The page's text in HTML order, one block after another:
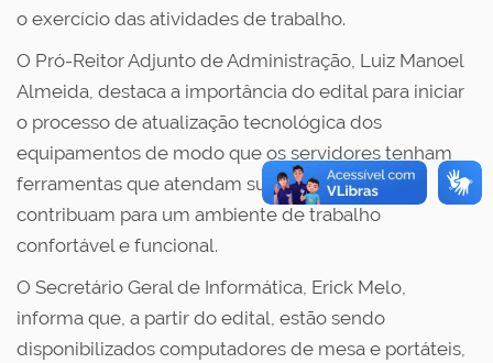
o exercício das atividades de trabalho.
O Pró-Reitor Adjunto de Administração, Luiz Manoel
Almeida, destaca a importância do edital para iniciar
o processo de atualização tecnológica dos
equipamentos de modo que os servidores tenham
ferramentas que atendam suas necessidades e
contribuam para um ambiente de trabalho
confortável e funcional.
O Secretário Geral de Informática, Erick Melo,
informa que, a partir do edital, estão sendo
disponibilizados computadores de mesa e portáteis,